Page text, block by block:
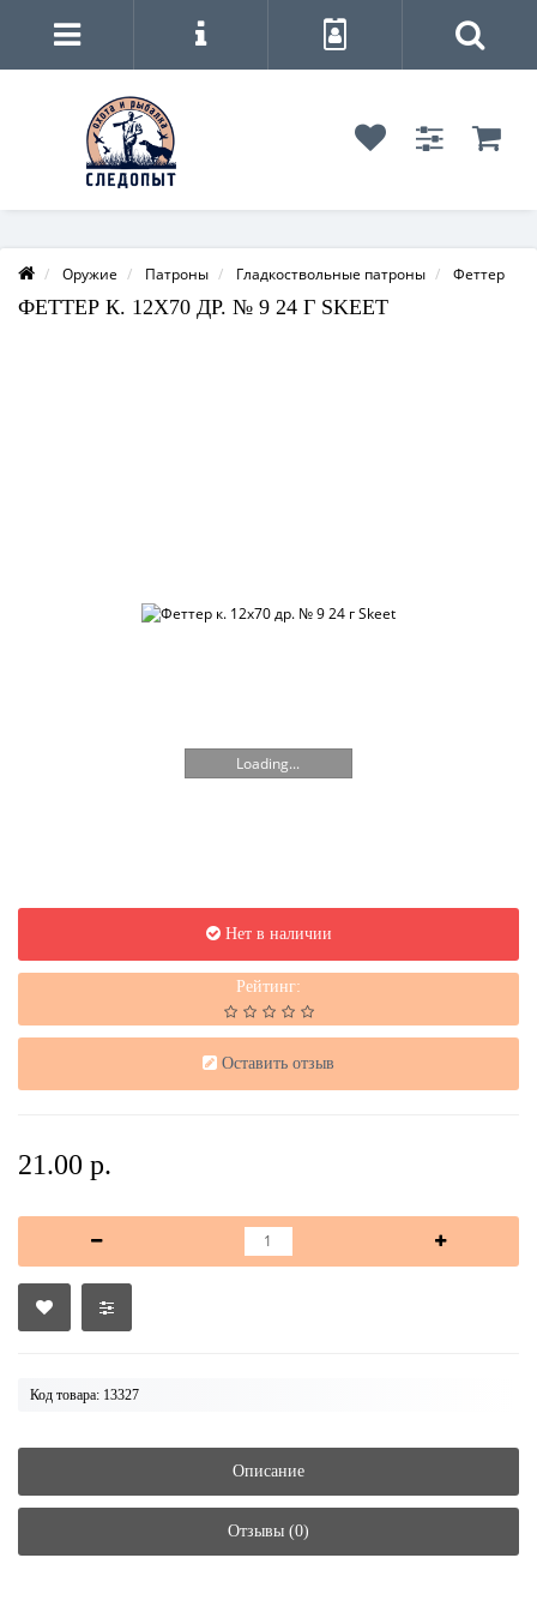
Оружие Патроны Гладкоствольные патроны Феттер
ФЕТТЕР К. 12Х70 ДР. № 9 24 Г SKEET
Loading...
Нет в наличии
Рейтинг:
Оставить отзыв
21.00 р.
Код товара: 13327
Описание
Отзывы (0)